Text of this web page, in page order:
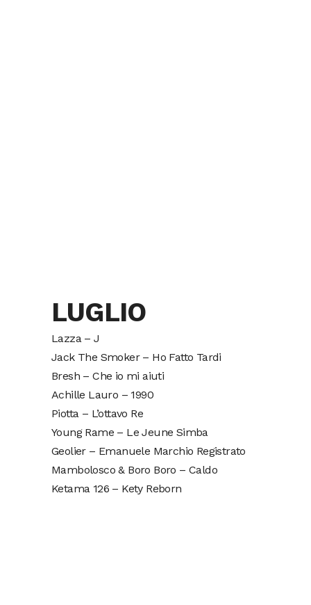
LUGLIO
Lazza – J
Jack The Smoker – Ho Fatto Tardi
Bresh – Che io mi aiuti
Achille Lauro – 1990
Piotta – L’ottavo Re
Young Rame – Le Jeune Simba
Geolier – Emanuele Marchio Registrato
Mambolosco & Boro Boro – Caldo
Ketama 126 – Kety Reborn